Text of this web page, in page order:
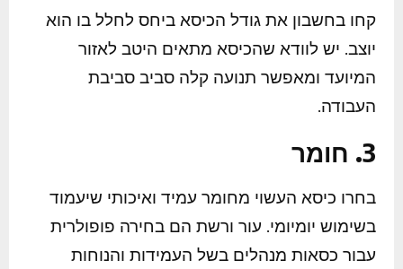
קחו בחשבון את גודל הכיסא ביחס לחלל בו הוא
יוצב. יש לוודא שהכיסא מתאים היטב לאזור
המיועד ומאפשר תנועה קלה סביב סביבת
העבודה.
3. חומר
בחרו כיסא העשוי מחומר עמיד ואיכותי שיעמוד
בשימוש יומיומי. עור ורשת הם בחירה פופולרית
עבור כסאות מנהלים בשל העמידות והנוחות